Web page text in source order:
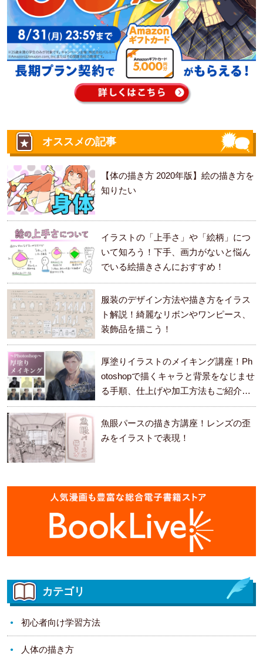
オススメの記事
【体の描き方 2020年版】絵の描き方を
知りたい
イラストの「上手さ」や「絵柄」につ
いて知ろう！下手、画力がないと悩ん
でいる絵描きさんにおすすめ！
服装のデザイン方法や描き方をイラス
ト解説！綺麗なリボンやワンピース、
装飾品を描こう！
厚塗りイラストのメイキング講座！Ph
otoshopで描くキャラと背景をなじませ
る手順、仕上げや加工方法もご紹介し
ます。
魚眼パースの描き方講座！レンズの歪
みをイラストで表現！
カテゴリ
初心者向け学習方法
人体の描き方